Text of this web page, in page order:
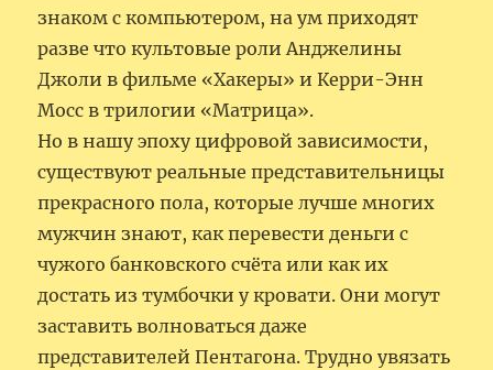
знаком с компьютером, на ум приходят
разве что культовые роли Анджелины
Джоли в фильме «Хакеры» и Керри-Энн
Мосс в трилогии «Матрица».
Но в нашу эпоху цифровой зависимости,
существуют реальные представительницы
прекрасного пола, которые лучше многих
мужчин знают, как перевести деньги с
чужого банковского счёта или как их
достать из тумбочки у кровати. Они могут
заставить волноваться даже
представителей Пентагона. Трудно увязать